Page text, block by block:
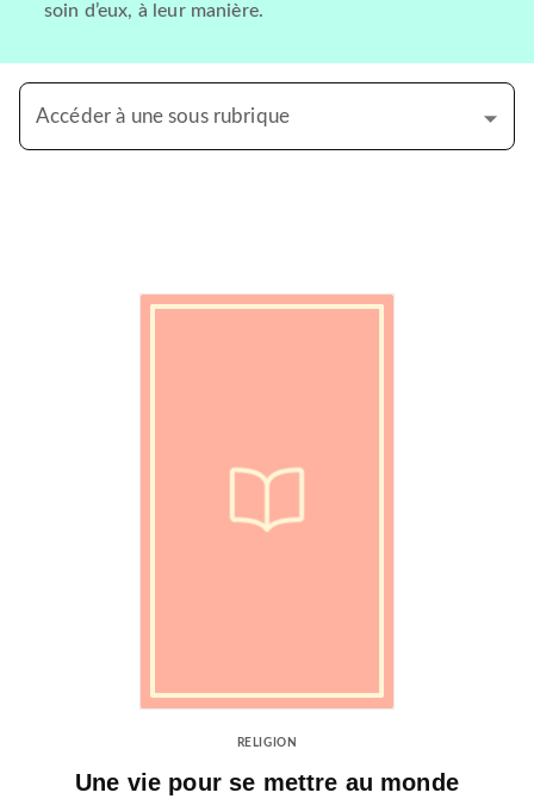
soin d’eux, à leur manière.
Accéder à une sous rubrique
RELIGION
Une vie pour se mettre au monde